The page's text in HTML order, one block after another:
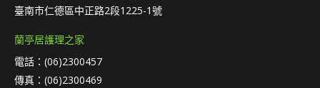
臺南市仁德區中正路2段1225-1號
蘭亭居護理之家
電話：(06)2300457
傳真：(06)2300469